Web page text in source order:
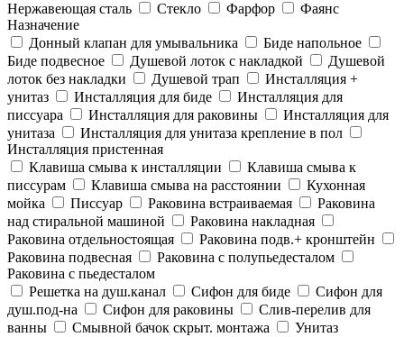
Нержавеющая сталь
Стекло Фарфор
Фаянс
Назначение
Донный клапан для умывальника
Биде напольное
Биде подвесное
Душевой лоток с накладкой
Душевой
лоток без накладки
Душевой трап
Инсталляция +
унитаз
Инсталляция для биде
Инсталляция для
писсуара
Инсталляция для раковины
Инсталляция для
унитаза
Инсталляция для унитаза крепление в пол
Инсталляция пристенная
Клавиша смыва к инсталляции
Клавиша смыва к
писсурам
Клавиша смыва на расстоянии
Кухонная
мойка
Писсуар Раковина встраиваемая
Раковина
над стиральной машиной
Раковина накладная
Раковина отдельностоящая
Раковина подв.+ кронштейн
Раковина подвесная
Раковина с полупьедесталом
Раковина с пьедесталом
Решетка на душ.канал
Сифон для биде
Сифон для
душ.под-на
Сифон для раковины
Слив-перелив для
ванны
Смывной бачок скрыт. монтажа
Унитаз